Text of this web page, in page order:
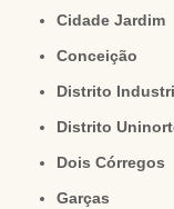
Cidade Jardim
Conceição
Distrito
Distrito
Dois Córregos
Garças